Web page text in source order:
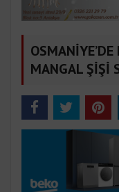
OSMANİYE’DE
MANGAL ŞİŞİ